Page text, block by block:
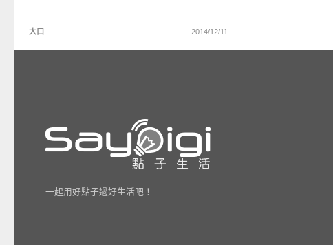
大口 2014/12/11
一起用好點子過好生活吧！